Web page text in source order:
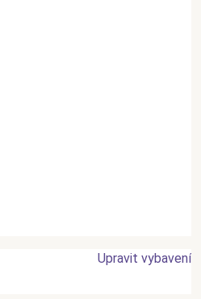
Upravit vybavení